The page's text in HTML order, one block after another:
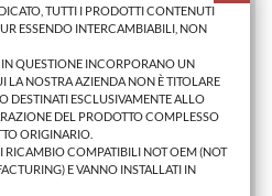
XSARA PICASSO 1999>2004
€
AL CARRELLO
TUTTI I PRODOTTI CONTENUTI
ESSENDO INTERCAMBIABILI, NON
QUESTIONE INCORPORANO UN
NOSTRA AZIENDA NON È TITOLARE
DESTINATI ESCLUSIVAMENTE ALLO
DEL PRODOTTO COMPLESSO
ORIGINARIO.
RICAMBIO COMPATIBILI NOT OEM (NOT
E VANNO INSTALLATI IN